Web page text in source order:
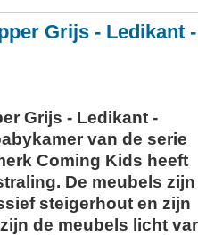
Grijs - Ledikant -
Grijs - Ledikant -
van de serie
Coming Kids heeft
De meubels zijn
steigerhout en zijn
de meubels licht